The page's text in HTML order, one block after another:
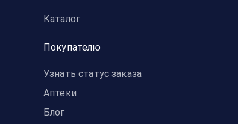
Каталог
Покупателю
Узнать статус заказа
Аптеки
Блог